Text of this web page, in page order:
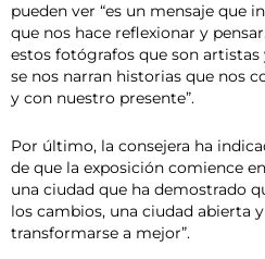
pueden ver “es un mensaje que
que nos hace reflexionar y
estos fotógrafos que son
se nos narran historias que nos
y con nuestro presente”.
Por último, la consejera ha
de que la exposición comience
una ciudad que ha demostrado
los cambios, una ciudad abierta
transformarse a mejor”.